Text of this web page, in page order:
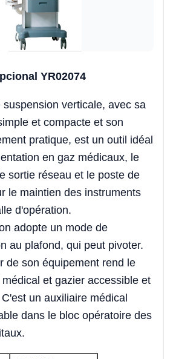
YR02074
suspension verticale, avec sa
et compacte et son
pratique, est un outil idéal
en gaz médicaux, le
sortie réseau et le poste de
le maintien des instruments
d'opération.
adopte un mode de
au plafond, qui peut pivoter.
de son équipement rend le
et gazier accessible et
un auxiliaire médical
dans le bloc opératoire des